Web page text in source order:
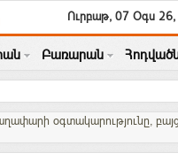
Ուրբաթ, 07 Օգս 26,
Բառարան
օգտակարությունը,